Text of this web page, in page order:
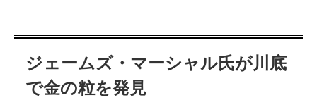
ジェームズ・マーシャル氏が川底
で金の粒を発見